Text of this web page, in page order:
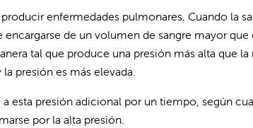
enfermedades pulmonares. Cuando la
de un volumen de sangre mayor que
tal que produce una presión más alta que
presión es más elevada.
esta presión adicional por un tiempo, según
por la alta presión.